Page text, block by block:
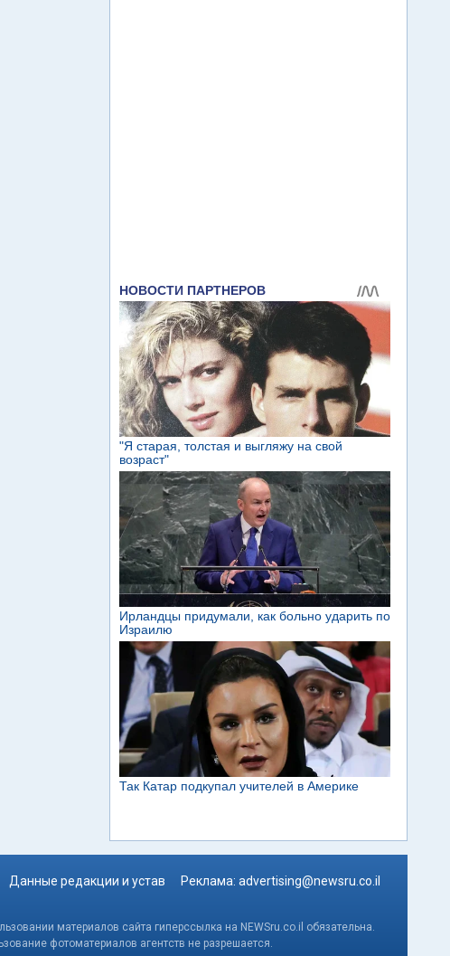
Данные редакции и устав Реклама: advertising@newsru.co.il
материалов сайта гиперссылка на NEWSru.co.il обязательна.
фотоматериалов агентств не разрешается.